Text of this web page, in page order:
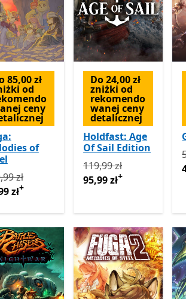
85,00 zł
od
ceny
of
169,99 zł teraz 84,99 zł
Oferty
zł
zł+
Do 24,00 zł
zniżki od
rekomendo
wanej ceny
detalicznej
Holdfast: Age
Of Sail Edition
Pierwotnie 119,99 zł
119,99 zł
95,99 zł+